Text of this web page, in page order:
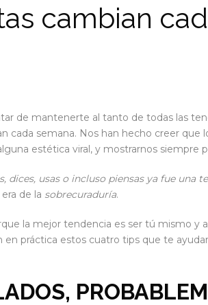
cambian
de mantenerte al tanto de todas las
cada semana. Nos han hecho creer que
estética viral, y mostrarnos siempre
dices, usas o incluso piensas ya fue una
de la sobrecuraduría.
la mejor tendencia es ser tú mismo
práctica estos cuatro tips que te